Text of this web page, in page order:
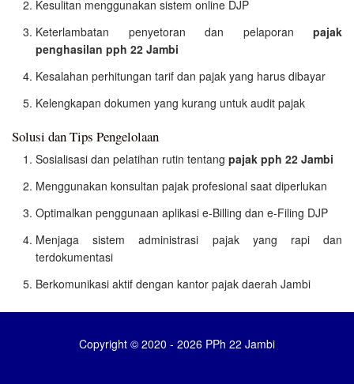
Kesulitan menggunakan sistem online DJP
Keterlambatan penyetoran dan pelaporan pajak
penghasilan pph 22 Jambi
Kesalahan perhitungan tarif dan pajak yang harus dibayar
Kelengkapan dokumen yang kurang untuk audit pajak
Solusi dan Tips Pengelolaan
Sosialisasi dan pelatihan rutin tentang pajak pph 22 Jambi
Menggunakan konsultan pajak profesional saat diperlukan
Optimalkan penggunaan aplikasi e-Billing dan e-Filing DJP
Menjaga sistem administrasi pajak yang rapi dan
terdokumentasi
Berkomunikasi aktif dengan kantor pajak daerah Jambi
Copyright © 2020 - 2026 PPh 22 Jambi